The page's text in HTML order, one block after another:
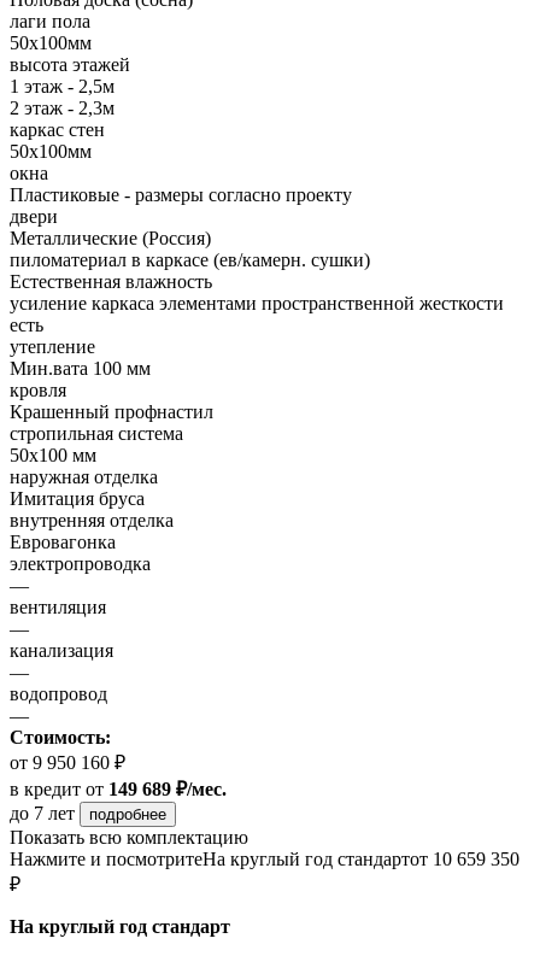
лаги пола
50х100мм
высота этажей
1 этаж - 2,5м
2 этаж - 2,3м
каркас стен
50х100мм
окна
Пластиковые - размеры согласно проекту
двери
Металлические (Россия)
пиломатериал в каркасе (ев/камерн. сушки)
Естественная влажность
усиление каркаса элементами пространственной жесткости
есть
утепление
Мин.вата 100 мм
кровля
Крашенный профнастил
стропильная система
50х100 мм
наружная отделка
Имитация бруса
внутренняя отделка
Евровагонка
электропроводка
—
вентиляция
—
канализация
—
водопровод
—
Стоимость:
от 9 950 160 ₽
в кредит от 149 689 ₽/мес.
до 7 лет
подробнее
Показать всю комплектацию
Нажмите и посмотритеНа круглый год стандартот 10 659 350
₽
На круглый год стандарт